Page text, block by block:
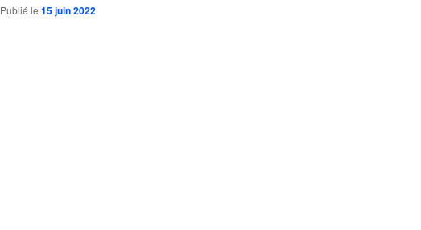
Publié le 15 juin 2022